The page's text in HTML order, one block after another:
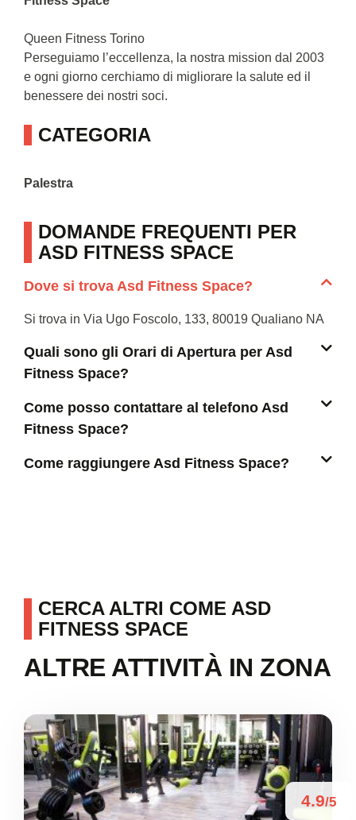
Queen Fitness Torino
Perseguiamo l’eccellenza, la nostra mission dal 2003
e ogni giorno cerchiamo di migliorare la salute ed il
benessere dei nostri soci.
CATEGORIA
Palestra
DOMANDE FREQUENTI PER
ASD FITNESS SPACE
Dove si trova Asd Fitness Space?
Si trova in Via Ugo Foscolo, 133, 80019 Qualiano NA
Quali sono gli Orari di Apertura per Asd
Fitness Space?
Come posso contattare al telefono Asd
Fitness Space?
Come raggiungere Asd Fitness Space?
CERCA ALTRI COME ASD
FITNESS SPACE
ALTRE ATTIVITÀ IN ZONA
4.9/5